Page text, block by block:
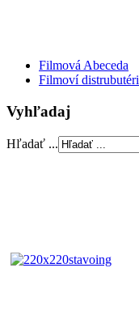
Filmová Abeceda
Filmoví distrubutéri
Vyhľadaj
Hľadať ...